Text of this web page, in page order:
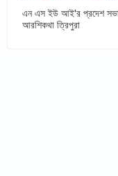
এন এস ইউ আই'র প্রদেশ
আরশিকথা ত্রিপুরা